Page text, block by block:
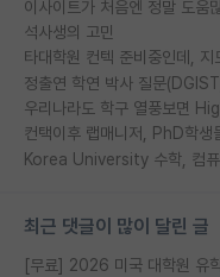
이사이트가 처음엔 정말 도움
석사생의 고민
정출연 학연 박사 질문
최근 댓글이 많이 달린 글